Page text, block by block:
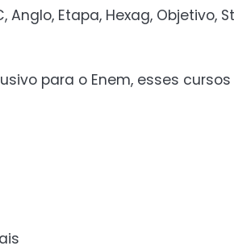
Etapa, Hexag, Objetivo,
para o Enem, esses